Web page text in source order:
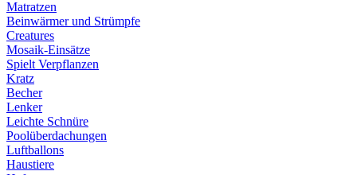
Matratzen
Beinwärmer und Strümpfe
Creatures
Mosaik-Einsätze
Spielt Verpflanzen
Kratz
Becher
Lenker
Leichte Schnüre
Poolüberdachungen
Luftballons
Haustiere